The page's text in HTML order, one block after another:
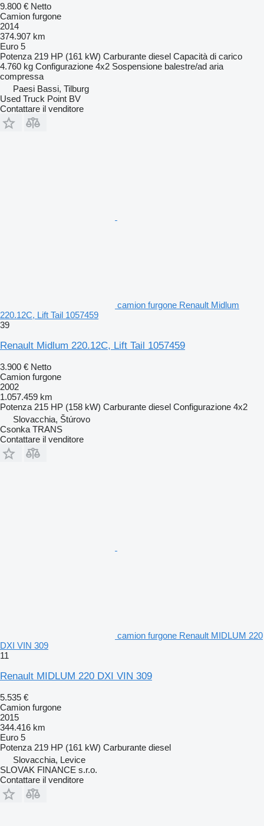
9.800 € Netto
Camion furgone
2014
374.907 km
Euro 5
Potenza 219 HP (161 kW) Carburante diesel Capacità di carico
4.760 kg Configurazione 4x2 Sospensione balestre/ad aria
compressa
Paesi Bassi, Tilburg
Used Truck Point BV
Contattare il venditore
camion furgone Renault Midlum
220.12C, Lift Tail 1057459
39
Renault Midlum 220.12C, Lift Tail 1057459
3.900 € Netto
Camion furgone
2002
1.057.459 km
Potenza 215 HP (158 kW) Carburante diesel Configurazione 4x2
Slovacchia, Štúrovo
Csonka TRANS
Contattare il venditore
camion furgone Renault MIDLUM 220
DXI VIN 309
11
Renault MIDLUM 220 DXI VIN 309
5.535 €
Camion furgone
2015
344.416 km
Euro 5
Potenza 219 HP (161 kW) Carburante diesel
Slovacchia, Levice
SLOVAK FINANCE s.r.o.
Contattare il venditore